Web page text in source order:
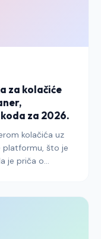
za kolačiće
za 2026.
kolačića uz
platformu, što je
je priča o
bi Squarespace